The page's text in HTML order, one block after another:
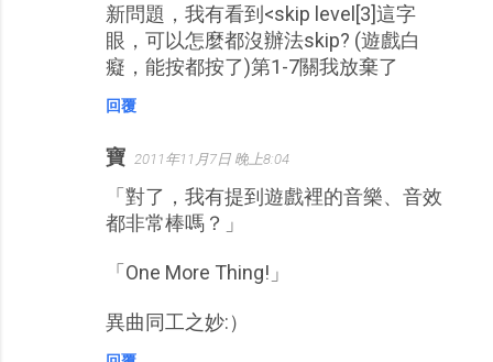
新問題，我有看到<skip level[3]這字
眼，可以怎麼都沒辦法skip? (遊戲白
癡，能按都按了)第1-7關我放棄了
回覆
寶 2011年11月7日 晚上8:04
「對了，我有提到遊戲裡的音樂、音效
都非常棒嗎？」
「One More Thing!」
異曲同工之妙:）